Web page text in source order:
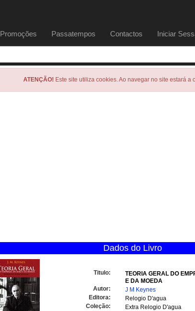
Promoções Passatempos Contactos Iniciar
ATENÇÃO! Este site utiliza cookies. Ao navegar no site estará
Dados do Livro
Titulo:
TEORIA GERAL DO
E DA MOEDA
Autor:
J M Keynes
Editora:
Relogio D'agua
Coleção:
Extra Relogio D'agua